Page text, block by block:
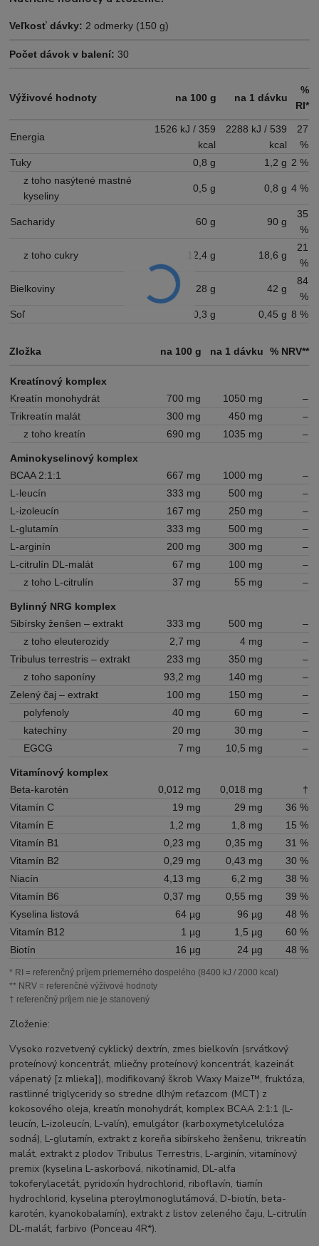
Veľkosť dávky: 2 odmerky (150 g)
Počet dávok v balení: 30
Výživové hodnoty na 100 g na 1 dávku
%
RI*
Energia
1526 kJ / 359
kcal
2288 kJ / 539
kcal
27
%
Tuky
0,8 g 1,2 g 2 %
z toho nasýtené mastné
kyseliny
0,5 g 0,8 g 4 %
Sacharidy 60 g 90 g
35
%
z toho cukry 12,4 g 18,6 g
21
%
Bielkoviny 28 g 42 g
84
%
Soľ
0,3 g 0,45 g 8 %
Zložka na 100 g na 1 dávku % NRV**
Kreatínový komplex
Kreatín monohydrát
700 mg 1050 mg
–
Trikreatín malát
300 mg 450 mg
–
z toho kreatín
690 mg 1035 mg –
Aminokyselinový komplex
BCAA 2:1:1
667 mg 1000 mg
–
L-leucín
333 mg 500 mg
–
L-izoleucín
167 mg 250 mg
–
L-glutamín
333 mg 500 mg
–
L-arginín
200 mg 300 mg
–
L-citrulín DL-malát
67 mg 100 mg
–
z toho L-citrulín
37 mg 55 mg –
Bylinný NRG komplex
Sibírsky ženšen – extrakt
333 mg 500 mg
–
z toho eleuterozidy
2,7 mg 4 mg
–
Tribulus terrestris – extrakt
233 mg 350 mg
–
z toho saponíny
93,2 mg 140 mg
–
Zelený čaj – extrakt
100 mg 150 mg
–
polyfenoly
40 mg 60 mg
–
katechíny
20 mg 30 mg
–
EGCG
7 mg 10,5 mg –
Vitamínový komplex
Beta-karotén
0,012 mg 0,018 mg
†
Vitamín C
19 mg 29 mg
36 %
Vitamín E
1,2 mg 1,8 mg
15 %
Vitamín B1
0,23 mg 0,35 mg
31 %
Vitamín B2
0,29 mg 0,43 mg
30 %
Niacín
4,13 mg 6,2 mg
38 %
Vitamín B6
0,37 mg 0,55 mg
39 %
Kyselina listová
64 µg 96 µg
48 %
Vitamín B12
1 µg 1,5 µg
60 %
Biotín
16 µg 24 µg 48 %
* RI = referenčný príjem priemerného dospelého (8400 kJ / 2000 kcal)
** NRV = referenčné výživové hodnoty
† referenčný príjem nie je stanovený
Zloženie:
Vysoko rozvetvený cyklický dextrín, zmes bielkovín (srvátkový
proteínový koncentrát, mliečny proteínový koncentrát, kazeinát
vápenatý [z mlieka]), modifikovaný škrob Waxy Maize™, fruktóza,
rastlinné triglyceridy so stredne dlhým reťazcom (MCT) z
kokosového oleja, kreatín monohydrát, komplex BCAA 2:1:1 (L-
leucín, L-izoleucín, L-valín), emulgátor (karboxymetylcelulóza
sodná), L-glutamín, extrakt z koreňa sibírskeho ženšenu, trikreatín
malát, extrakt z plodov Tribulus Terrestris, L-arginín, vitamínový
premix (kyselina L-askorbová, nikotínamid, DL-alfa
tokoferylacetát, pyridoxín hydrochlorid, riboflavín, tiamín
hydrochlorid, kyselina pteroylmonoglutámová, D-biotín, beta-
karotén, kyanokobalamín), extrakt z listov zeleného čaju, L-citrulín
DL-malát, farbivo (Ponceau 4R*).